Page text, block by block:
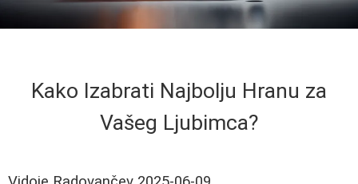
Kako Izabrati Najbolju Hranu za
Vašeg Ljubimca?